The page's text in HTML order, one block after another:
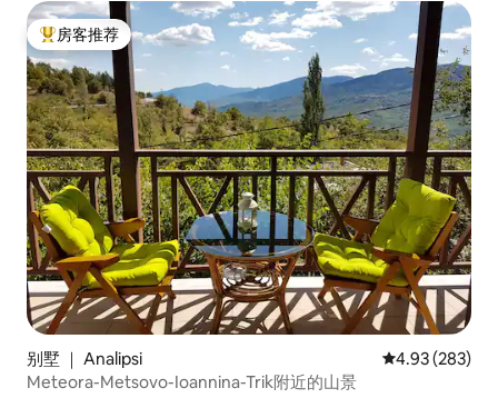
热门「房客推荐」
房客推荐
别墅 ｜ Analipsi 平均评分 4.93
4.93 (283)
Meteora-Metsovo-Ioannina-Trik附近的山景